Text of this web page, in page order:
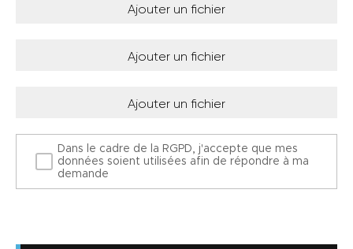
Ajouter un fichier
Ajouter un fichier
Ajouter un fichier
Dans le cadre de la RGPD, j'accepte que mes
données soient utilisées afin de répondre à ma
demande